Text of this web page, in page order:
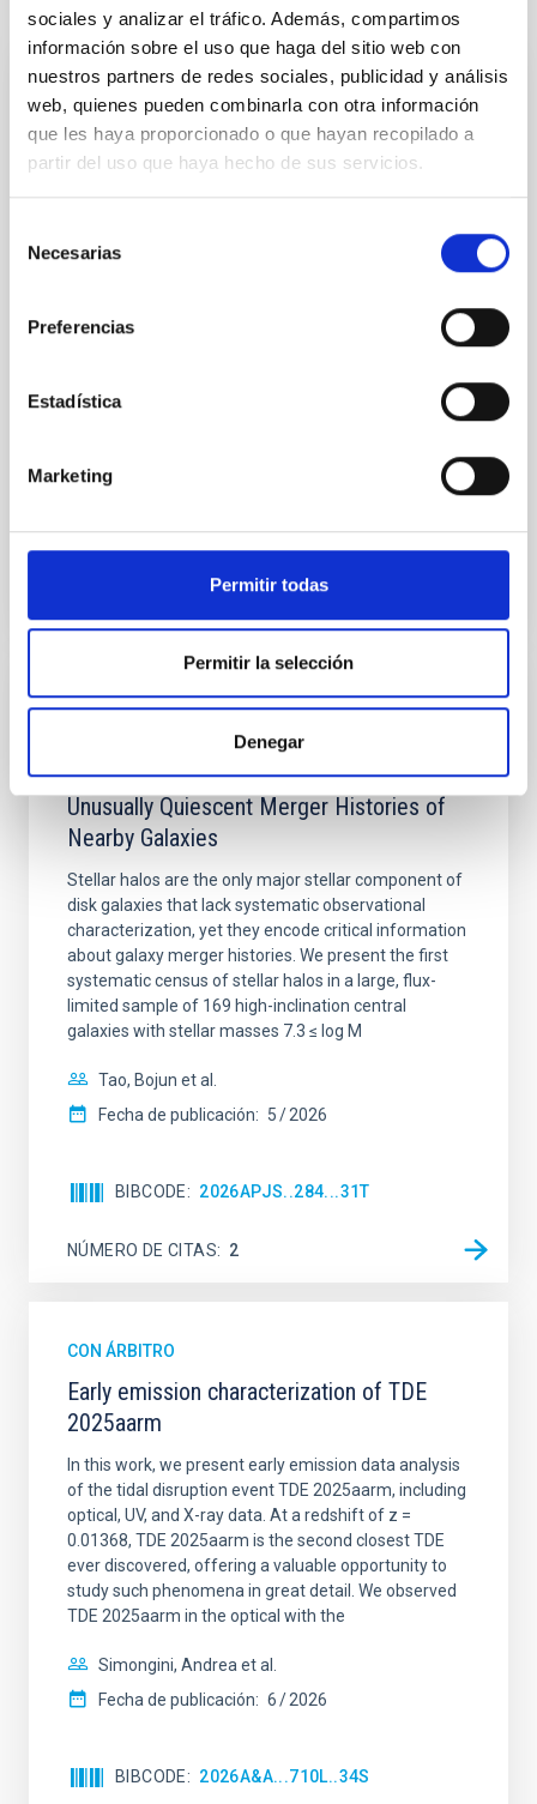
sociales y analizar el tráfico. Además, compartimos
información sobre el uso que haga del sitio web con
nuestros partners de redes sociales, publicidad y análisis
web, quienes pueden combinarla con otra información
que les haya proporcionado o que hayan recopilado a
partir del uso que haya hecho de sus servicios.
Necesarias
Preferencias
Estadística
Marketing
Permitir todas
Permitir la selección
Denegar
Te puede interesar
SDSS-V LVM: Verifying what, and where,
the "Galactic center lobe" is
above the Galactic plane, the nature and location of
spectroscopic observations from the SDSS-V Local
CON ÁRBITRO
The First Systematic Survey of Stellar
Halos in High-inclination Galaxies Reveals
Unusually Quiescent Merger Histories of
Nearby Galaxies
Stellar halos are the only major stellar component of
disk galaxies that lack systematic observational
characterization, yet they encode critical information
about galaxy merger histories. We present the first
systematic census of stellar halos in a large, flux-
limited sample of 169 high-inclination central
galaxies with stellar masses 7.3 ≤ log M
Tao, Bojun et al.
Fecha de publicación: 5 2026
BIBCODE 2026APJS..284...31T
NÚMERO DE CITAS 2
CON ÁRBITRO
Early emission characterization of TDE
2025aarm
In this work, we present early emission data analysis
of the tidal disruption event TDE 2025aarm, including
optical, UV, and X-ray data. At a redshift of z =
0.01368, TDE 2025aarm is the second closest TDE
ever discovered, offering a valuable opportunity to
study such phenomena in great detail. We observed
TDE 2025aarm in the optical with the
Simongini, Andrea et al.
Fecha de publicación: 6 2026
BIBCODE 2026A&A...710L..34S